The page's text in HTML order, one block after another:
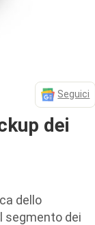
Seguici
dei
dello
segmento dei